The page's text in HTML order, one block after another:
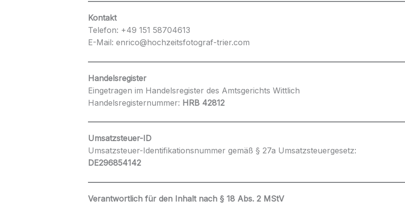
Kontakt
Telefon: +49 151 58704613
E-Mail: enrico@hochzeitsfotograf-trier.com
Handelsregister
Eingetragen im Handelsregister des Amtsgerichts Wittlich
Handelsregisternummer: HRB 42812
Umsatzsteuer-ID
Umsatzsteuer-Identifikationsnummer gemäß § 27a Umsatzsteuergesetz:
DE296854142
Verantwortlich für den Inhalt nach § 18 Abs. 2 MStV